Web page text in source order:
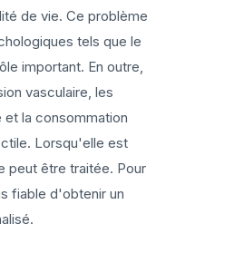
de vie. Ce problème
tels que le
important. En outre,
vasculaire, les
la consommation
Lorsqu'elle est
peut être traitée. Pour
fiable d'obtenir un